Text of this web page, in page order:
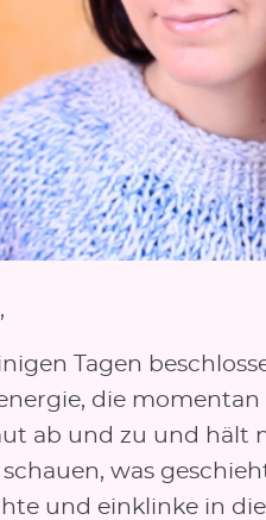
Tagen
die
ab und zu und hält
was
und einklinke in